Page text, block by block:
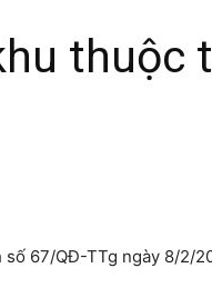
thuộc
67/QĐ-TTg ngày 8/2/